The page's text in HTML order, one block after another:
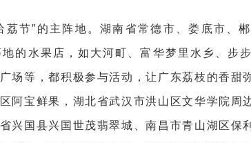
荔节”的主阵地。湖南省常德市、娄底市、
的水果店，如大河町、富华梦里水乡、步
场等，都积极参与活动，让广东荔枝的香甜
阿宝鲜果，湖北省武汉市洪山区文华学院周
兴国县兴国世茂翡翠城、南昌市青山湖区保